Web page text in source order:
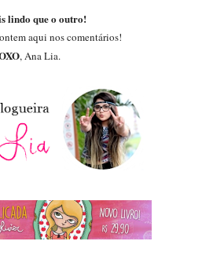
lindo que o outro!
aqui nos comentários!
, Ana Lia.